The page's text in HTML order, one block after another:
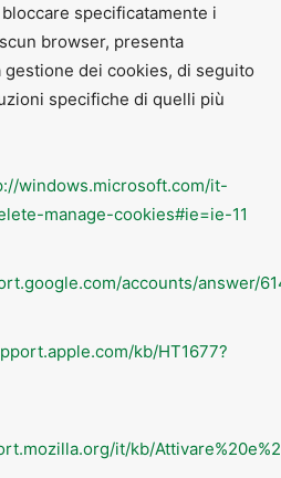
specificatamente i
browser, presenta
dei cookies, di seguito
specifiche di quelli più
windows.microsoft.com/it-
manage-cookies#ie=ie-11
accounts/answer/
kb/HT1677?
it/kb/